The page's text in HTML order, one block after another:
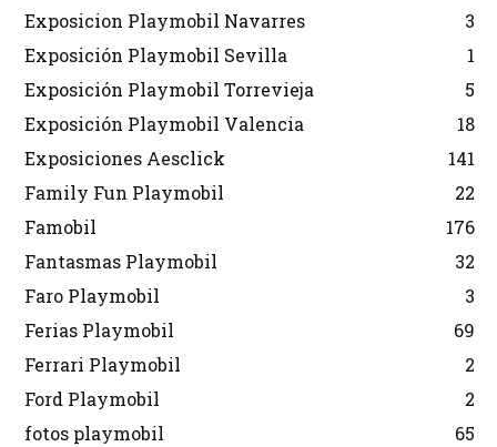
Exposicion Playmobil Navarres
3
Exposición Playmobil Sevilla
1
Exposición Playmobil Torrevieja
5
Exposición Playmobil Valencia
18
Exposiciones Aesclick
141
Family Fun Playmobil
22
Famobil
176
Fantasmas Playmobil
32
Faro Playmobil
3
Ferias Playmobil
69
Ferrari Playmobil
2
Ford Playmobil
2
fotos playmobil
65